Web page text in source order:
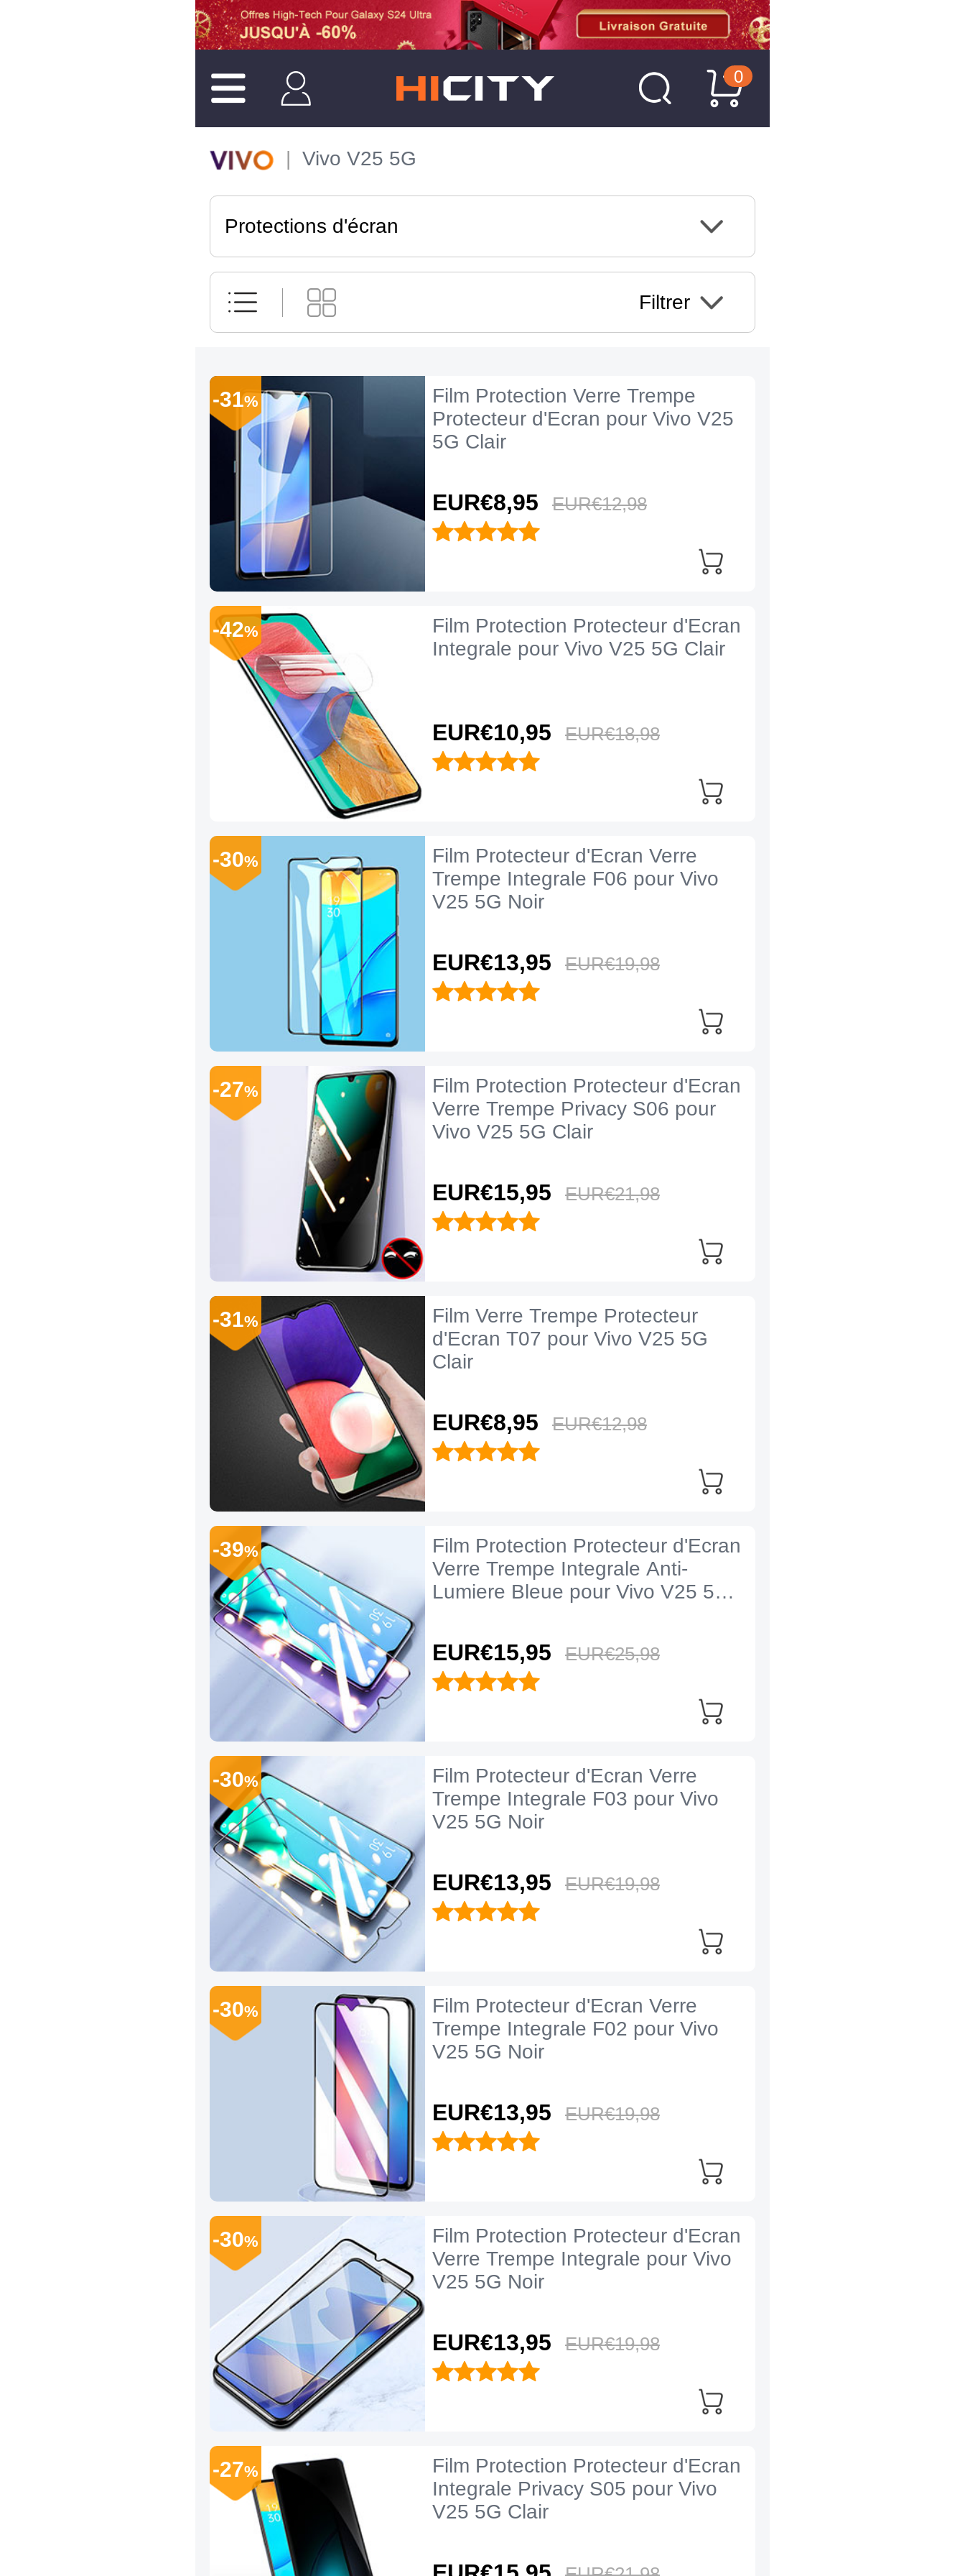
0
Vivo V25 5G
Protections d'écran
Filtrer
Film Protection Verre Trempe
Protecteur d'Ecran pour Vivo V25
5G Clair
EUR€8,95 EUR€12,98
-31%
Film Protection Protecteur d'Ecran
Integrale pour Vivo V25 5G Clair
EUR€10,95 EUR€18,98
-42%
Film Protecteur d'Ecran Verre
Trempe Integrale F06 pour Vivo
V25 5G Noir
EUR€13,95 EUR€19,98
-30%
Film Protection Protecteur d'Ecran
Verre Trempe Privacy S06 pour
Vivo V25 5G Clair
EUR€15,95 EUR€21,98
-27%
Film Verre Trempe Protecteur
d'Ecran T07 pour Vivo V25 5G
Clair
EUR€8,95 EUR€12,98
-31%
Film Protection Protecteur d'Ecran
Verre Trempe Integrale Anti-
Lumiere Bleue pour Vivo V25 5G
EUR€15,95 EUR€25,98
-39%
Film Protecteur d'Ecran Verre
Trempe Integrale F03 pour Vivo
V25 5G Noir
EUR€13,95 EUR€19,98
-30%
Film Protecteur d'Ecran Verre
Trempe Integrale F02 pour Vivo
V25 5G Noir
EUR€13,95 EUR€19,98
-30%
Film Protection Protecteur d'Ecran
Verre Trempe Integrale pour Vivo
V25 5G Noir
EUR€13,95 EUR€19,98
-30%
Film Protection Protecteur d'Ecran
Integrale Privacy S05 pour Vivo
V25 5G Clair
-27%